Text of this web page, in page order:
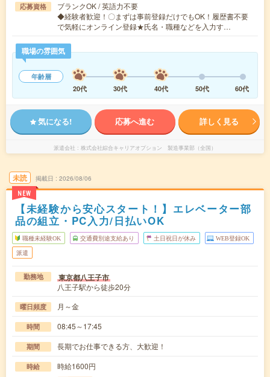
応募資格
ブランクOK / 英語力不要
◆経験者歓迎！〇まずは事前登録だけでもOK！履歴書不要
で気軽にオンライン登録★氏名・職種などを入力す…
職場の雰囲気
年齢層
20代
30代 40代 50代 60代
気になる! 応募へ進む 詳しく見る
派遣会社 株式会社綜合キャリアオプション 製造事業部（全国）
未読
NEW
掲載日 2026/08/06
【未経験から安心スタート！】エレベーター部
品の組立・PC入力/日払いOK
職種未経験OK 交通費別途支給あり 土日祝日が休み WEB登録OK
派遣
勤務地 東京都八王子市
八王子駅から徒歩20分
曜日頻度 月～金
時間 08:45～17:45
期間 長期でお仕事できる方、大歓迎！
時給 時給1600円